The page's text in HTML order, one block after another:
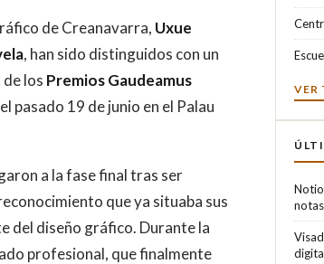
de Creanavarra, Uxue
, han sido distinguidos con un
de los Premios Gaudeamus
pasado 19 de junio en el Palau
a la fase final tras ser
que ya situaba sus
del diseño gráfico. Durante la
profesional, que finalmente
VER